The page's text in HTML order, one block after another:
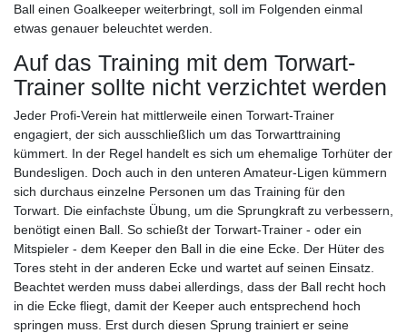
Ball einen Goalkeeper weiterbringt, soll im Folgenden einmal
etwas genauer beleuchtet werden.
Auf das Training mit dem Torwart-
Trainer sollte nicht verzichtet werden
Jeder Profi-Verein hat mittlerweile einen Torwart-Trainer
engagiert, der sich ausschließlich um das Torwarttraining
kümmert. In der Regel handelt es sich um ehemalige Torhüter der
Bundesligen. Doch auch in den unteren Amateur-Ligen kümmern
sich durchaus einzelne Personen um das Training für den
Torwart. Die einfachste Übung, um die Sprungkraft zu verbessern,
benötigt einen Ball. So schießt der Torwart-Trainer - oder ein
Mitspieler - dem Keeper den Ball in die eine Ecke. Der Hüter des
Tores steht in der anderen Ecke und wartet auf seinen Einsatz.
Beachtet werden muss dabei allerdings, dass der Ball recht hoch
in die Ecke fliegt, damit der Keeper auch entsprechend hoch
springen muss. Erst durch diesen Sprung trainiert er seine